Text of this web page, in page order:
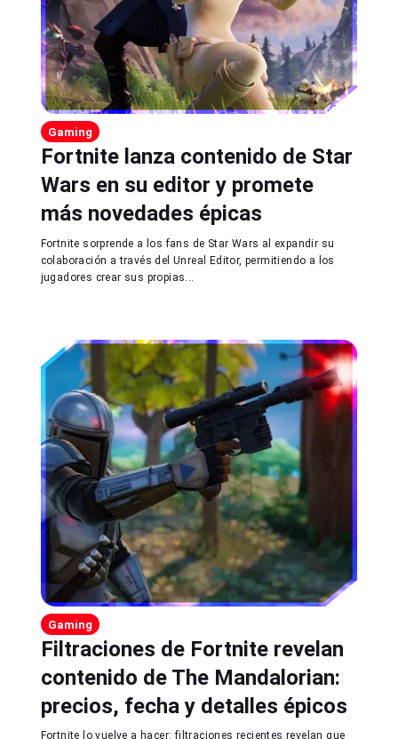
Gaming
Fortnite lanza contenido de Star
Wars en su editor y promete
más novedades épicas
Fortnite sorprende a los fans de Star Wars al expandir su
colaboración a través del Unreal Editor, permitiendo a los
jugadores crear sus propias...
Gaming
Filtraciones de Fortnite revelan
contenido de The Mandalorian:
precios, fecha y detalles épicos
Fortnite lo vuelve a hacer: filtraciones recientes revelan que